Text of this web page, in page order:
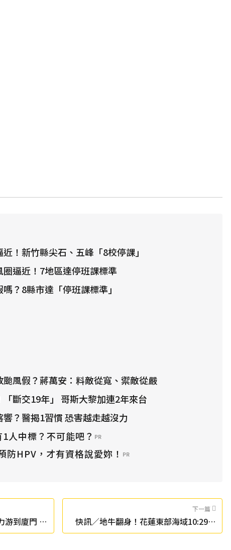
！新竹縣尖石、五峰「8校停課」
圈逼近！7地區達停班課標準
？8縣市達「停班課標準」
颱風假？蔣萬安：料敵從寬、禦敵從嚴
斷交19年」 哥斯大黎加連2年來台
？醫揭1習慣 恐害越走越沒力
人中標？不可能吧？ PR
防HPV，才有資格說愛妳！ PR
游到廈門 奪
下一篇
快訊／地牛翻身！花蓮東部海域10:29規
模3.8地震